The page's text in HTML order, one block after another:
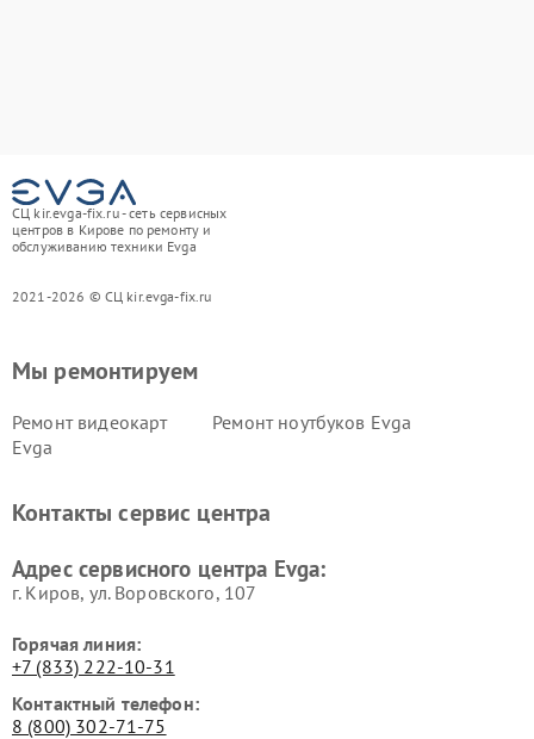
СЦ kir.evga-fix.ru - сеть сервисных
центров в Кирове по ремонту и
обслуживанию техники Evga
2021-2026 © СЦ kir.evga-fix.ru
Мы ремонтируем
Ремонт видеокарт
Evga
Ремонт ноутбуков Evga
Контакты сервис центра
Адрес сервисного центра Evga:
г. Киров, ул. Воровского, 107
Горячая линия:
+7 (833) 222-10-31
Контактный телефон:
8 (800) 302-71-75